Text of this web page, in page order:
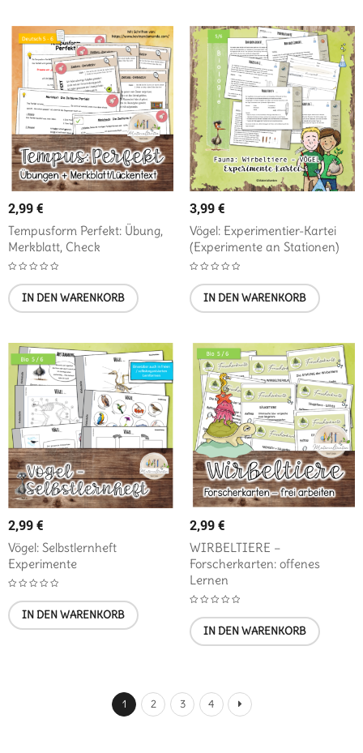
2,99€
Tempusform Perfekt: Übung,
Merkblatt, Check
IN DEN WARENKORB
3,99€
Vögel: Experimentier-Kartei
(Experimente an Stationen)
IN DEN WARENKORB
2,99€
Vögel: Selbstlernheft
Experimente
IN DEN WARENKORB
2,99€
WIRBELTIERE –
Forscherkarten: offenes
Lernen
IN DEN WARENKORB
1 2 3 4